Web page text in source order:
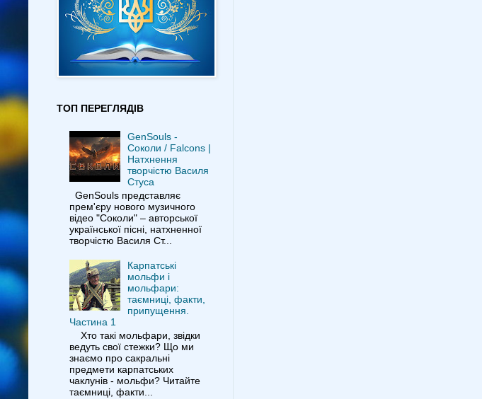
ТОП ПЕРЕГЛЯДІВ
GenSouls -
Соколи / Falcons |
Натхнення
творчістю Василя
Стуса
GenSouls представляє
прем'єру нового музичного
відео "Соколи" – авторської
української пісні, натхненної
творчістю Василя Ст...
Карпатські
мольфи і
мольфари:
таємниці, факти,
припущення.
Частина 1
Хто такі мольфари, звідки
ведуть свої стежки? Що ми
знаємо про сакральні
предмети карпатських
чаклунів - мольфи? Читайте
таємниці, факти...